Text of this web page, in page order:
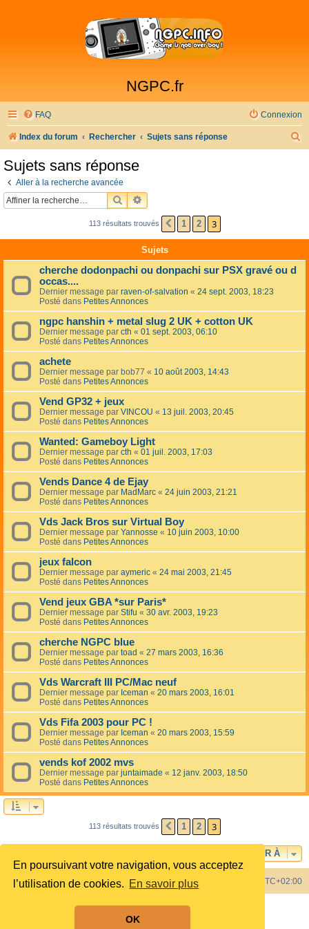
En poursuivant votre navigation, vous acceptez
l’utilisation de cookies. En savoir plus
OK
NGPC.fr
FAQ Connexion
Index du forum Rechercher Sujets sans réponse
h
Sujets sans réponse
Aller à la recherche avancée
RECHERCHER
RECHERCHE AVANCÉE
113 résultats trouvés PRÉCÉDENTE
1 2 3
Sujets
cherche dodonpachi ou donpachi sur PSX gravé ou d
occas....
Dernier message par raven-of-salvation « 24 sept. 2003, 18:23
Posté dans Petites Annonces
ngpc hanshin + metal slug 2 UK + cotton UK
Dernier message par cth « 01 sept. 2003, 06:10
Posté dans Petites Annonces
achete
Dernier message par bob77 « 10 août 2003, 14:43
Posté dans Petites Annonces
Vend GP32 + jeux
Dernier message par VINCOU « 13 juil. 2003, 20:45
Posté dans Petites Annonces
Wanted: Gameboy Light
Dernier message par cth « 01 juil. 2003, 17:03
Posté dans Petites Annonces
Vends Dance 4 de Ejay
Dernier message par MadMarc « 24 juin 2003, 21:21
Posté dans Petites Annonces
Vds Jack Bros sur Virtual Boy
Dernier message par Yannosse « 10 juin 2003, 10:00
Posté dans Petites Annonces
jeux falcon
Dernier message par aymeric « 24 mai 2003, 21:45
Posté dans Petites Annonces
Vend jeux GBA *sur Paris*
Dernier message par Stifu « 30 avr. 2003, 19:23
Posté dans Petites Annonces
cherche NGPC blue
Dernier message par toad « 27 mars 2003, 16:36
Posté dans Petites Annonces
Vds Warcraft III PC/Mac neuf
Dernier message par Iceman « 20 mars 2003, 16:01
Posté dans Petites Annonces
Vds Fifa 2003 pour PC !
Dernier message par Iceman « 20 mars 2003, 15:59
Posté dans Petites Annonces
vends kof 2002 mvs
Dernier message par juntaimade « 12 janv. 2003, 18:50
Posté dans Petites Annonces
113 résultats trouvés PRÉCÉDENTE
1 2 3
ALLER À
Index du forum Heures au format UTC+02:00
Développé parphpBB® Forum Software © phpBB Limited
Style by